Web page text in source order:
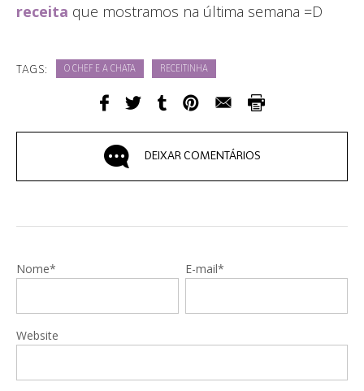
receita que mostramos na última semana =D
TAGS: O CHEF E A CHATA RECEITINHA
DEIXAR COMENTÁRIOS
Nome* E-mail*
Website